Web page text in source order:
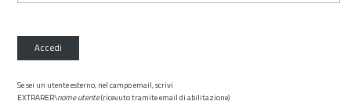
Accedi
Se sei un utente esterno, nel campo email, scrivi
EXTRARER\nome utente(ricevuto tramite email di abilitazione)